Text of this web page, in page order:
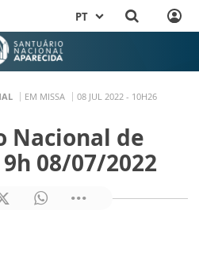
PT
EM MISSA 08 JUL 2022 - 10H26
Nacional de
08/07/2022